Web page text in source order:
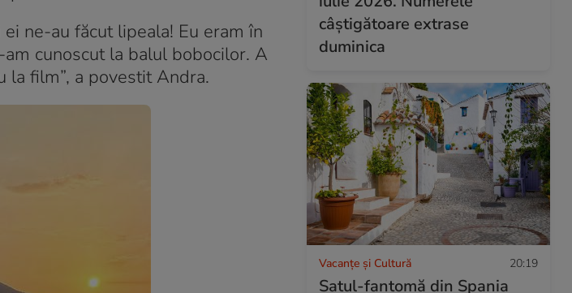
ne-au făcut lipeala! Eu eram în
cunoscut la balul bobocilor. A
la film”, a povestit Andra.
câștigătoare extrase
duminica
Vacanțe și Cultură 20:19
Satul-fantomă din Spania